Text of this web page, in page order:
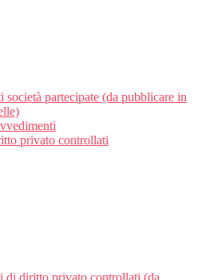
società partecipate (da pubblicare in
privato controllati